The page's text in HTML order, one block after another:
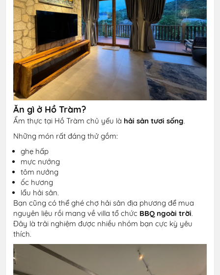
Ăn gì ở Hồ Tràm?
Ẩm thực tại Hồ Tràm chủ yếu là hải sản tươi sống.
Những món rất đáng thử gồm:
ghẹ hấp
mực nướng
tôm nướng
ốc hương
lẩu hải sản.
Bạn cũng có thể ghé chợ hải sản địa phương để mua
nguyên liệu rồi mang về villa tổ chức BBQ ngoài trời.
Đây là trải nghiệm được nhiều nhóm bạn cực kỳ yêu
thích.